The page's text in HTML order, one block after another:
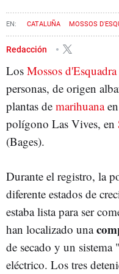
CATALUÑA MOSSOS
Redacción
Los Mossos d'Esquadra
personas, de origen
plantas de marihuanaen
polígono Las Vives, en
(Bages).
Durante el registro, la
diferente estados de
estaba lista para ser
han localizado una
de secado y un
eléctrico. Los tres